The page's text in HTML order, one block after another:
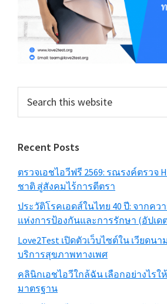
this
Recent Posts
ตรวจเอชไอวีฟรี 2569: รณรงค์ตรวจ
ชาติ สู่สังคมไร้การตีตรา
ประวัติโรคเอดส์ในไทย 40 ปี: จากค
แห่งการป้องกันและการรักษา (อัปเดต
Love2Test เปิดตัวเว็บไซต์ใน เวียดน
บริการสุขภาพทางเพศ
คลินิกเอชไอวีใกล้ฉัน เลือกอย่างไรใ
มาตรฐาน